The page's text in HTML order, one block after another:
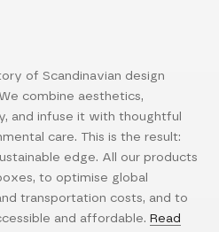
of Scandinavian design
combine aesthetics,
and infuse it with thoughtful
care. This is the result:
edge. All our products
to optimise global
transportation costs, and to
and affordable. Read